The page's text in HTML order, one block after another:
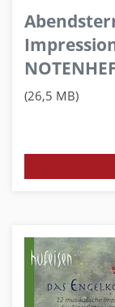
(26,5 MB)